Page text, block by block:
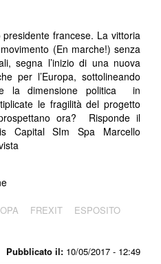
Pubblicato il: 10/05/2017 - 12:49
francese. La vittoria
(En marche!) senza
segna l’inizio di una nuova
per l’Europa, sottolineando
la dimensione politica in
le fragilità del progetto
ora? Risponde il
Capital SIm Spa Marcello
FREXIT ESPOSITO